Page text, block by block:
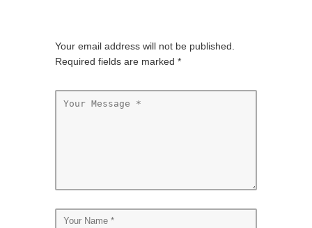
Your email address will not be published.
Required fields are marked *